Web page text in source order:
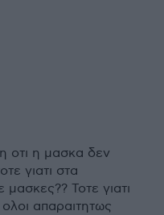
οτι η μασκα δεν
γιατι στα
Τοτε γιατι
απαραιτητως